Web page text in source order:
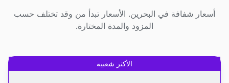
أسعار شفافة في البحرين. الأسعار تبدأ من وقد تختلف حسب
المزود والمدة المختارة.
الأكثر شعبية